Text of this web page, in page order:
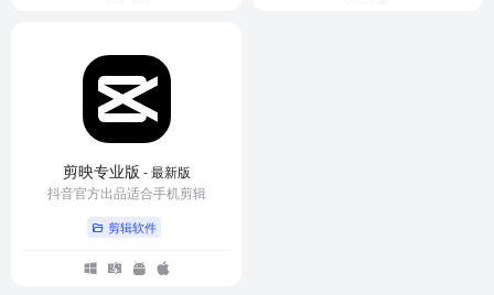
剪映专业版 - 最新版
抖音官方出品适合手机剪辑
剪辑软件